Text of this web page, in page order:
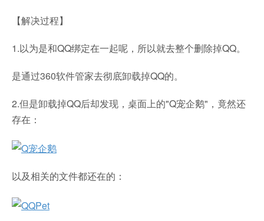
【解决过程】
1.以为是和QQ绑定在一起呢，所以就去整个删除掉QQ。
是通过360软件管家去彻底卸载掉QQ的。
2.但是卸载掉QQ后却发现，桌面上的"Q宠企鹅"，竟然还
存在：
以及相关的文件都还在的：